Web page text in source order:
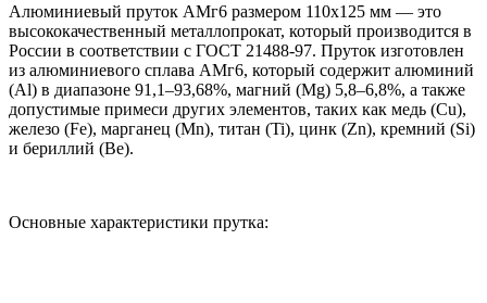
Алюминиевый пруток АМг6 размером 110х125 мм — это
высококачественный металлопрокат, который производится в
России в соответствии с ГОСТ 21488-97. Пруток изготовлен
из алюминиевого сплава АМг6, который содержит алюминий
(Al) в диапазоне 91,1–93,68%, магний (Mg) 5,8–6,8%, а также
допустимые примеси других элементов, таких как медь (Cu),
железо (Fe), марганец (Mn), титан (Ti), цинк (Zn), кремний (Si)
и бериллий (Be).
Основные характеристики прутка: